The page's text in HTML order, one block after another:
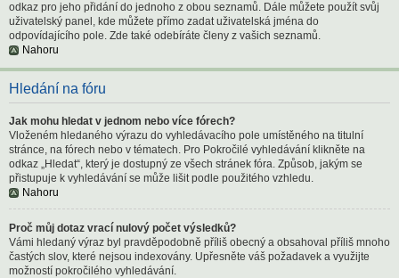
odkaz pro jeho přidání do jednoho z obou seznamů. Dále můžete použít svůj
uživatelský panel, kde můžete přímo zadat uživatelská jména do
odpovídajícího pole. Zde také odebíráte členy z vašich seznamů.
Nahoru
Hledání na fóru
Jak mohu hledat v jednom nebo více fórech?
Vloženém hledaného výrazu do vyhledávacího pole umístěného na titulní
stránce, na fórech nebo v tématech. Pro Pokročilé vyhledávání klikněte na
odkaz „Hledat“, který je dostupný ze všech stránek fóra. Způsob, jakým se
přistupuje k vyhledávání se může lišit podle použitého vzhledu.
Nahoru
Proč můj dotaz vrací nulový počet výsledků?
Vámi hledaný výraz byl pravděpodobně příliš obecný a obsahoval příliš mnoho
častých slov, které nejsou indexovány. Upřesněte váš požadavek a využijte
možností pokročilého vyhledávání.